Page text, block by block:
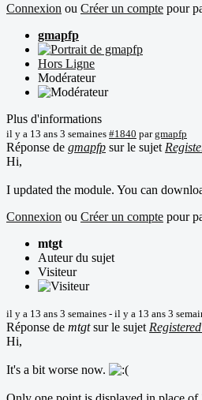
Connexion ou Créer un compte pour
gmapfp
Hors Ligne
Modérateur
Plus d'informations
il y a 13 ans 3 semaines #1840 pargmapfp
Réponse de gmapfp sur le sujet
Hi,
I updated the module. You can
Connexion ou Créer un compte pour
mtgt
Auteur du sujet
Visiteur
il y a 13 ans 3 semaines - il y a 13 ans 3
Réponse de mtgtsur le sujet
Hi,
It's a bit worse now.